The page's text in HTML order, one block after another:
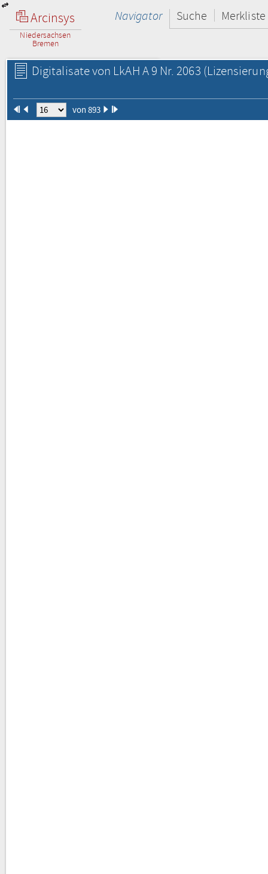
Arcinsys
Niedersachsen
Bremen
Navigator Suche Merkliste
Digitalisate von LkAH A 9 Nr. 2063
von 893